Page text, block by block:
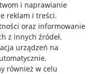
i naprawianie
reklam i treści.
oraz informowanie
z innych źródeł.
urządzeń na
.
również w celu